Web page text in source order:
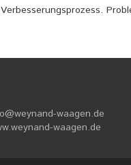
waagen.de
waagen.de